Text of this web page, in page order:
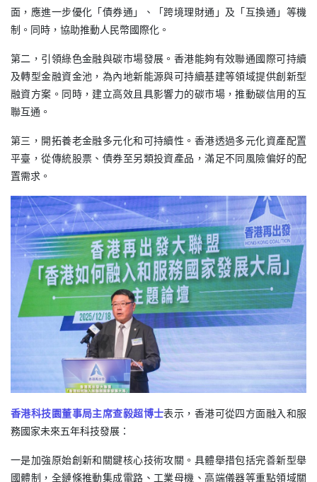
面，應進一步優化「債券通」、「跨境理財通」及「互換通」等機
制。同時，協助推動人民幣國際化。
第二，引領綠色金融與碳市場發展。香港能夠有效聯通國際可持續
及轉型金融資金池，為內地新能源與可持續基建等領域提供創新型
融資方案。同時，建立高效且具影響力的碳市場，推動碳信用的互
聯互通。
第三，開拓養老金融多元化和可持續性。香港透過多元化資產配置
平臺，從傳統股票、債券至另類投資產品，滿足不同風險偏好的配
置需求。
香港科技園董事局主席查毅超博士表示，香港可從四方面融入和服
務國家未來五年科技發展：
一是加強原始創新和關鍵核心技術攻關。具體舉措包括完善新型舉
國體制，全鏈條推動集成電路、工業母機、高端儀器等重點領域關